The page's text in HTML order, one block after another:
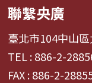
聯繫央廣
臺北市104中山
TEL : 886-2-
FAX : 886-2-